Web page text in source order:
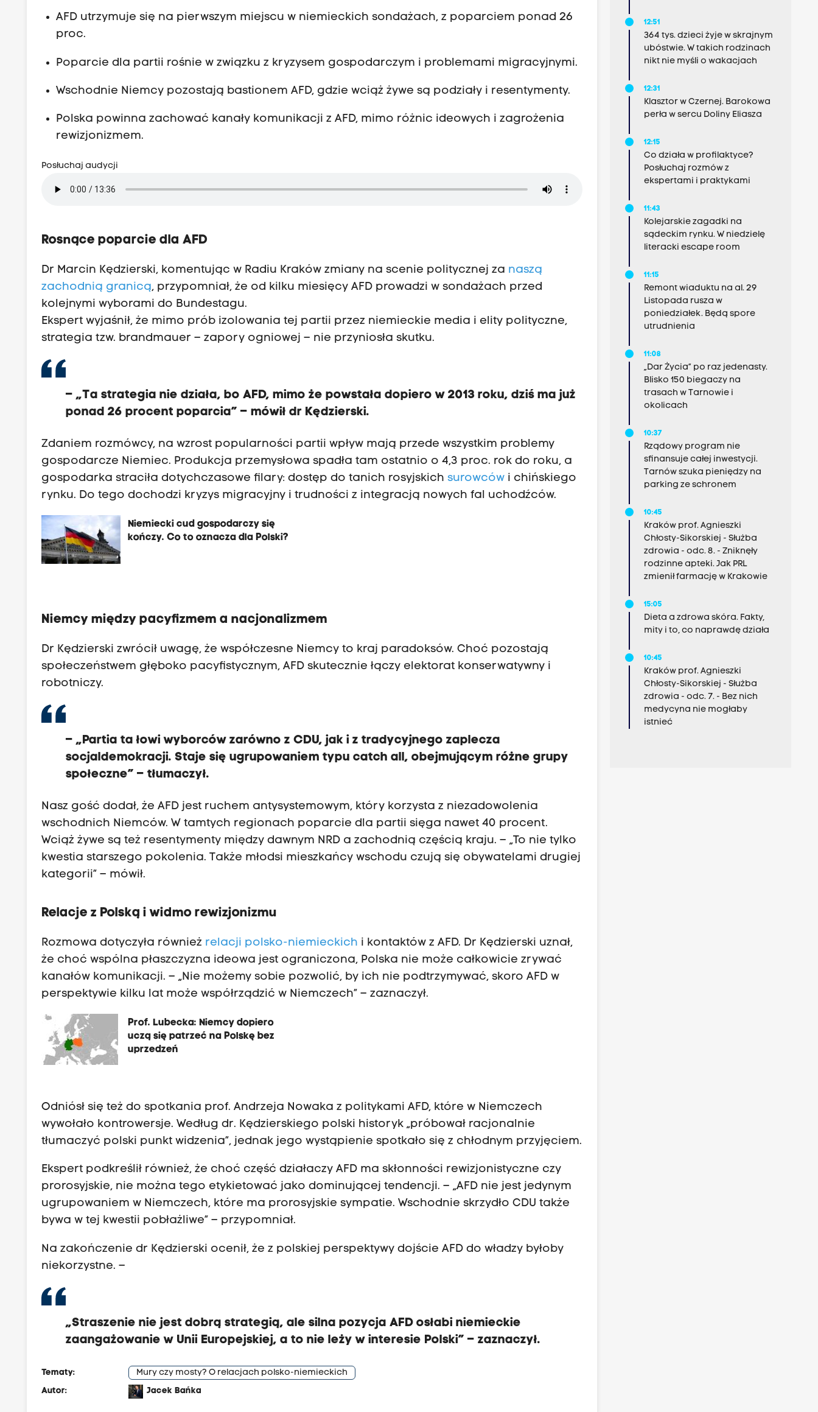
AFD utrzymuje się na pierwszym miejscu w niemieckich sondażach, z poparciem ponad 26
proc.
Poparcie dla partii rośnie w związku z kryzysem gospodarczym i problemami migracyjnymi.
Wschodnie Niemcy pozostają bastionem AFD, gdzie wciąż żywe są podziały i resentymenty.
Polska powinna zachować kanały komunikacji z AFD, mimo różnic ideowych i zagrożenia
rewizjonizmem.
Posłuchaj audycji
Rosnące poparcie dla AFD
Dr Marcin Kędzierski, komentując w Radiu Kraków zmiany na scenie politycznej za naszą
zachodnią granicą, przypomniał, że od kilku miesięcy AFD prowadzi w sondażach przed
kolejnymi wyborami do Bundestagu.
Ekspert wyjaśnił, że mimo prób izolowania tej partii przez niemieckie media i elity polityczne,
strategia tzw. brandmauer – zapory ogniowej – nie przyniosła skutku.
– „Ta strategia nie działa, bo AFD, mimo że powstała dopiero w 2013 roku, dziś ma już
ponad 26 procent poparcia” – mówił dr Kędzierski.
Zdaniem rozmówcy, na wzrost popularności partii wpływ mają przede wszystkim problemy
gospodarcze Niemiec. Produkcja przemysłowa spadła tam ostatnio o 4,3 proc. rok do roku, a
gospodarka straciła dotychczasowe filary: dostęp do tanich rosyjskichsurowców i chińskiego
rynku. Do tego dochodzi kryzys migracyjny i trudności z integracją nowych fal uchodźców.
Niemiecki cud gospodarczy się
kończy. Co to oznacza dla Polski?
Niemcy między pacyfizmem a nacjonalizmem
Dr Kędzierski zwrócił uwagę, że współczesne Niemcy to kraj paradoksów. Choć pozostają
społeczeństwem głęboko pacyfistycznym, AFD skutecznie łączy elektorat konserwatywny i
robotniczy.
– „Partia ta łowi wyborców zarówno z CDU, jak i z tradycyjnego zaplecza
socjaldemokracji. Staje się ugrupowaniem typu catch all, obejmującym różne grupy
społeczne” – tłumaczył.
Nasz gość dodał, że AFD jest ruchem antysystemowym, który korzysta z niezadowolenia
wschodnich Niemców. W tamtych regionach poparcie dla partii sięga nawet 40 procent.
Wciąż żywe są też resentymenty między dawnym NRD a zachodnią częścią kraju. – „To nie tylko
kwestia starszego pokolenia. Także młodsi mieszkańcy wschodu czują się obywatelami drugiej
kategorii” – mówił.
Relacje z Polską i widmo rewizjonizmu
Rozmowa dotyczyła również relacji polsko-niemieckich i kontaktów z AFD. Dr Kędzierski uznał,
że choć wspólna płaszczyzna ideowa jest ograniczona, Polska nie może całkowicie zrywać
kanałów komunikacji. – „Nie możemy sobie pozwolić, by ich nie podtrzymywać, skoro AFD w
perspektywie kilku lat może współrządzić w Niemczech” – zaznaczył.
Prof. Lubecka: Niemcy dopiero
uczą się patrzeć na Polskę bez
uprzedzeń
Odniósł się też do spotkania prof. Andrzeja Nowaka z politykami AFD, które w Niemczech
wywołało kontrowersje. Według dr. Kędzierskiego polski historyk „próbował racjonalnie
tłumaczyć polski punkt widzenia”, jednak jego wystąpienie spotkało się z chłodnym przyjęciem.
Ekspert podkreślił również, że choć część działaczy AFD ma skłonności rewizjonistyczne czy
prorosyjskie, nie można tego etykietować jako dominującej tendencji. – „AFD nie jest jedynym
ugrupowaniem w Niemczech, które ma prorosyjskie sympatie. Wschodnie skrzydło CDU także
bywa w tej kwestii pobłażliwe” – przypomniał.
Na zakończenie dr Kędzierski ocenił, że z polskiej perspektywy dojście AFD do władzy byłoby
niekorzystne. –
„Straszenie nie jest dobrą strategią, ale silna pozycja AFD osłabi niemieckie
zaangażowanie w Unii Europejskiej, a to nie leży w interesie Polski” – zaznaczył.
Tematy:
Mury czy mosty? O relacjach polsko-niemieckich
Autor:
Jacek Bańka
12:51
364 tys. dzieci żyje w skrajnym
ubóstwie. W takich rodzinach
nikt nie myśli o wakacjach
12:31
Klasztor w Czernej. Barokowa
perła w sercu Doliny Eliasza
12:15
Co działa w profilaktyce?
Posłuchaj rozmów z
ekspertami i praktykami
11:43
Kolejarskie zagadki na
sądeckim rynku. W niedzielę
literacki escape room
11:15
Remont wiaduktu na al. 29
Listopada rusza w
poniedziałek. Będą spore
utrudnienia
11:08
„Dar Życia” po raz jedenasty.
Blisko 150 biegaczy na
trasach w Tarnowie i
okolicach
10:37
Rządowy program nie
sfinansuje całej inwestycji.
Tarnów szuka pieniędzy na
parking ze schronem
10:45
Kraków prof. Agnieszki
Chłosty-Sikorskiej - Służba
zdrowia - odc. 8. - Zniknęły
rodzinne apteki. Jak PRL
zmienił farmację w Krakowie
15:05
Dieta a zdrowa skóra. Fakty,
mity i to, co naprawdę działa
10:45
Kraków prof. Agnieszki
Chłosty-Sikorskiej - Służba
zdrowia - odc. 7. - Bez nich
medycyna nie mogłaby
istnieć